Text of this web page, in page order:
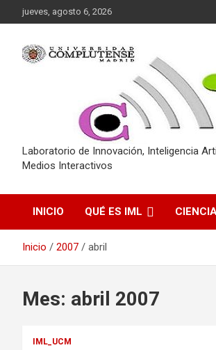
Saltar
al
jueves, agosto 6, 2026
Laboratorio de Innovación, Inteligencia
Medios Interactivos
INICIO QUÉ ES IML
Inicio 2007 abril
Mes: abril 2007
IML_UCM